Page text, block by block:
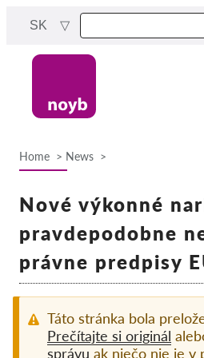
content
SK
Projekty
orgánov
Exercise
Home News
Nové výkonné
pravdepodobne
právne predpisy
Táto stránka bola
Prečítajte si originál
správu ak niečo nie je v